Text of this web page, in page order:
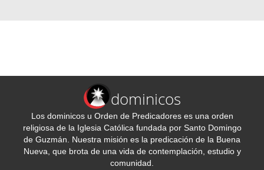
dominicos
Los dominicos u Orden de Predicadores es una orden
religiosa de la Iglesia Católica fundada por Santo Domingo
de Guzmán. Nuestra misión es la predicación de la Buena
Nueva, que brota de una vida de contemplación, estudio y
comunidad.